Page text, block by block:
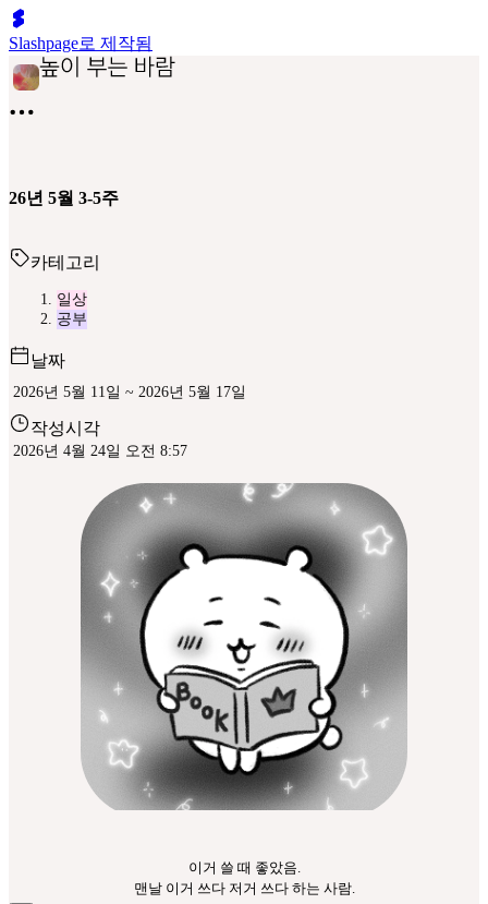
Slashpage로 제작됨
26년 5월 3-5주
카테고리
일상
공부
날짜
2026년 5월 11일 ~ 2026년 5월 17일
작성시각
2026년 4월 24일 오전 8:57
이거 쓸 때 좋았음.
맨날 이거 쓰다 저거 쓰다 하는 사람.